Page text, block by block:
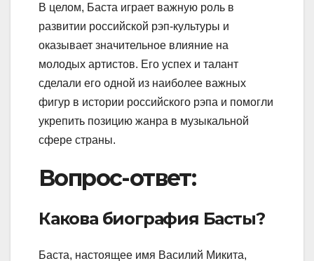
В целом, Баста играет важную роль в
развитии российской рэп-культуры и
оказывает значительное влияние на
молодых артистов. Его успех и талант
сделали его одной из наиболее важных
фигур в истории российского рэпа и помогли
укрепить позицию жанра в музыкальной
сфере страны.
Вопрос-ответ:
Какова биография Басты?
Баста, настоящее имя Василий Микита,